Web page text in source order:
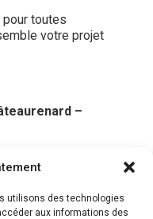
utilisons des technologies
aux informations des
toutes
votre projet
–